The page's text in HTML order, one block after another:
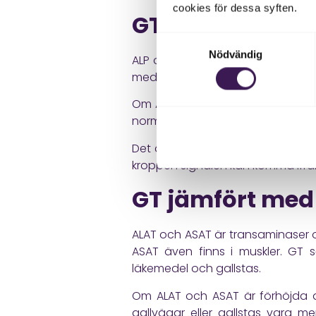
cookies för dessa syften.
Nödvändig
GT och ALP –
ALP och GT kan båda stiga vid
medan GT framför allt hjälper till
Om ALP är förhöjt och GT
normalt. Då kan läkaren behöva
Det är därför GT ofta fungerar
kroppen signalen kan komma
GT jämfört med
ALAT och ASAT är
ASAT även finns i muskler.
läkemedel och gallstas.
Om ALAT och ASAT är
gallvägar eller gallstas vara